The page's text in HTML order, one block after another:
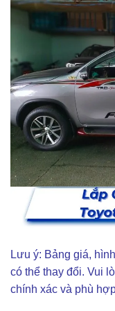
Lưu ý: Bảng giá,
có thể thay đổi. Vui
chính xác và phù